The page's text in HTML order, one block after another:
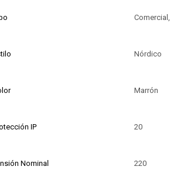
Nórdico
Marrón
IP 20
Nominal 220